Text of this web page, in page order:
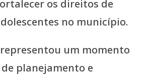
os direitos de
no município.
um momento
planejamento e